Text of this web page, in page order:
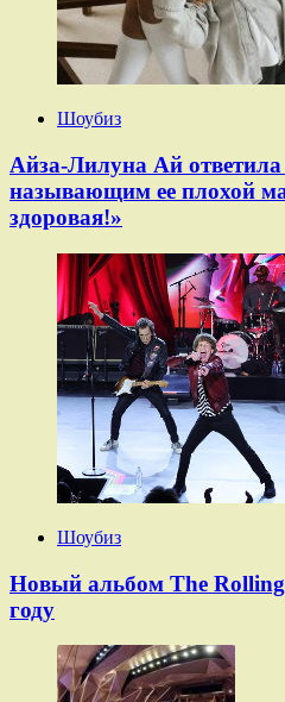
Шоубиз
Айза-Лилуна Ай ответила
называющим ее плохой
здоровая!»
Шоубиз
Новый альбом The Rolling
году